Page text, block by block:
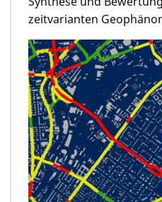
zeitvarianten